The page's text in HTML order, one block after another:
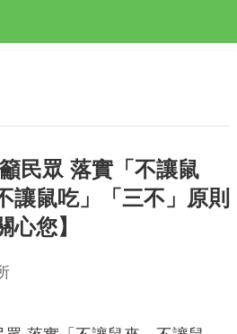
民眾 落實「不讓鼠
讓鼠吃」「三不」原則
心您】